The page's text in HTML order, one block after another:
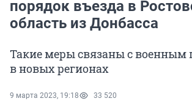
порядок въезда в
область из Донбасса
Такие меры связаны с
в новых регионах
9 марта 2023, 19:18 33 520